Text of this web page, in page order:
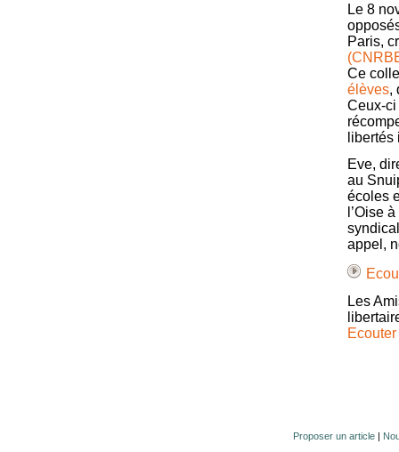
Le 8
Paris,
Ce
élèves,
Ceux-
Eve,
au
écoles
l’Oise
appel,
Les
Proposer un article |